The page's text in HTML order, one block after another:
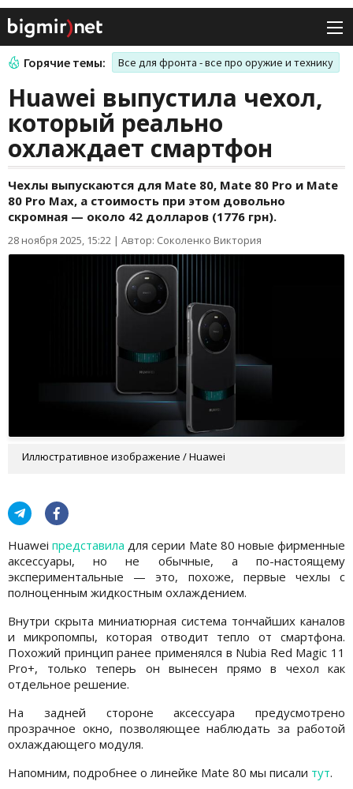
Горячие темы: Все для фронта - все про оружие и технику
Huawei выпустила чехол,
который реально
охлаждает смартфон
Чехлы выпускаются для Mate 80, Mate 80 Pro и Mate
80 Pro Max, а стоимость при этом довольно
скромная — около 42 долларов (1776 грн).
28 ноября 2025, 15:22 | Автор: Соколенко Виктория
Иллюстративное изображение / Huawei
Huaweiпредставила для серии Mate 80 новые фирменные
аксессуары, но не обычные, а по-настоящему
экспериментальные — это, похоже, первые чехлы с
полноценным жидкостным охлаждением.
Внутри скрыта миниатюрная система тончайших каналов
и микропомпы, которая отводит тепло от смартфона.
Похожий принцип ранее применялся в Nubia Red Magic 11
Pro+, только теперь он вынесен прямо в чехол как
отдельное решение.
На задней стороне аксессуара предусмотрено
прозрачное окно, позволяющее наблюдать за работой
охлаждающего модуля.
Напомним, подробнее о линейке Mate 80 мы писали тут.